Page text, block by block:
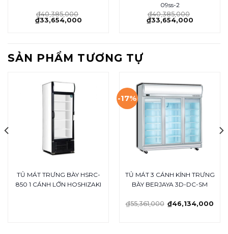
₫40,385,000
₫33,654,000
09ss-2
₫40,385,000
₫33,654,000
SẢN PHẨM TƯƠNG TỰ
TỦ MÁT TRƯNG BÀY HSRC-
850 1 CÁNH LỚN HOSHIZAKI
-17%
TỦ MÁT 3 CÁNH KÍNH TRƯNG
BÀY BERJAYA 3D-DC-SM
₫55,361,000 ₫46,134,000